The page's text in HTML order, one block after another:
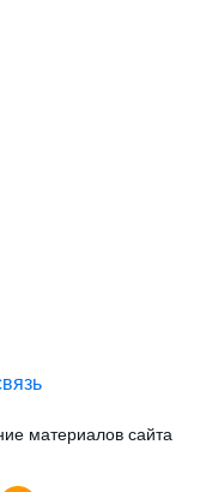
материалов сайта